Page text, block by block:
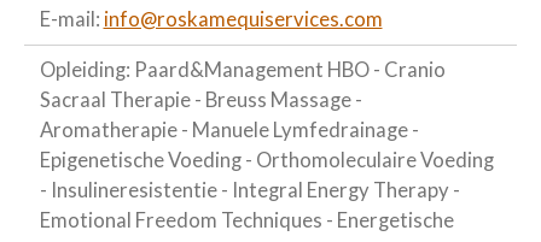
E-mail: info@roskamequiservices.com
Opleiding: Paard&Management HBO - Cranio
Sacraal Therapie - Breuss Massage -
Aromatherapie - Manuele Lymfedrainage -
Epigenetische Voeding - Orthomoleculaire Voeding
- Insulineresistentie - Integral Energy Therapy -
Emotional Freedom Techniques - Energetische